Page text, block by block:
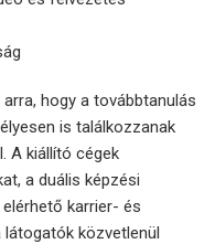
hogy a továbbtanulás
is találkozzanak
A kiállító cégek
a duális képzési
karrier- és
közvetlenül